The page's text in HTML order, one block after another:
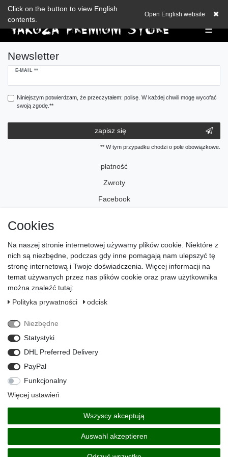
Check out our blog
☰
Click on the button to view English
contents.
Open English website
Newsletter
E-MAIL **
Ceres::Template.newsletterHoneypotLabel
Niniejszym potwierdzam, że przeczytałem: polisę. W każdej chwili mogę wycofać
swoją zgodę.**
zapisz się
** W tym przypadku chodzi o pole obowiązkowe.
płatność
Zwroty
Facebook
odcisk
Polityka ­prywatności
warunki
Payment methods
© Copyright 2026 | Wszelkie prawa zastrzeżone
Cookies
Na naszej stronie internetowej używamy plików cookie. Niektóre z
nich są niezbędne, podczas gdy inne pomagają nam ulepszyć tę
stronę internetową i Twoje doświadczenia. Więcej informacji na
temat używanych przez nas plików cookie oraz praw użytkownika
można znaleźć tutaj:
Polityka ­prywatności
odcisk
Niezbędne
Statystyki
DHL Preferred Delivery
PayPal
Funkcjonalny
Więcej ustawień
Wszyscy akceptują
Auswahl akzeptieren